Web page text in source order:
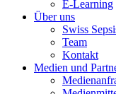
E-Learning
Über uns
Swiss
Team
Kontakt
Medien und